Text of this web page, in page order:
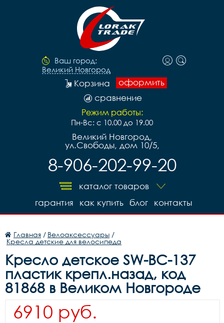
Ваш город:
Великий Новгород
оформить
Корзина
сравнение
Режим работы:
Пн-Вс: с 10.00 до 19.00
Великий Новгород,
ул.Свободы, дом 10/5,
8-906-202-99-20
каталог товаров
контакты
блог
как купить
гарантия
Главная / Велоаксессуары /
Кресла детские для велосипеда
Кресло детское SW-BC-137
пластик крепл.назад, код
81868 в Великом Новгороде
6910 руб.